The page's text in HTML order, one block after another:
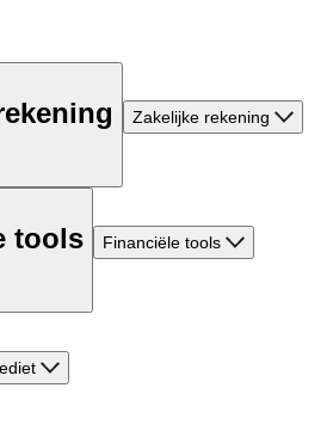
Zakelijke rekening
tools Financiële tools